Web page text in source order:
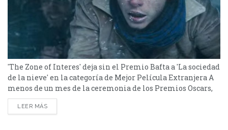
'The Zone of Interes' deja sin el Premio Bafta a 'La sociedad
de la nieve' en la categoría de Mejor Película Extranjera A
menos de un mes de la ceremonia de los Premios Oscars,
anoche se llevaron a cabo los británicos Premios BAFTA y
La Sociedad de la Nieve tenía muchas expectativas de
LEER MÁS